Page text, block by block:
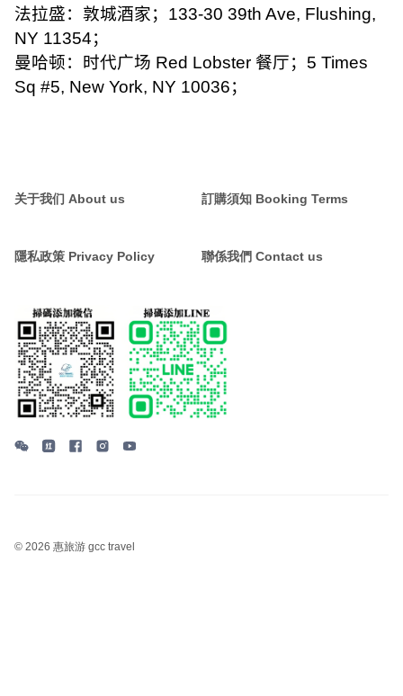
法拉盛：敦城酒家； 133-30 39th Ave, Flushing,
NY 11354；
曼哈顿：时代广场 Red Lobster 餐厅； 5 Times
Sq #5, New York, NY 10036；
关于我们 About us 訂購須知 Booking Terms
隱私政策 Privacy Policy 聯係我們 Contact us
© 2026 惠旅游 gcc travel